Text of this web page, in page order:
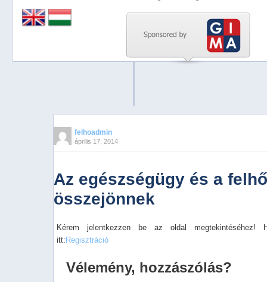
felhoadmin
április 17, 2014
Az egészségügy és a
összejönnek
Kérem jelentkezzen be az oldal megtekintéséhez!
itt: Regisztráció
Vélemény, hozzászólás?